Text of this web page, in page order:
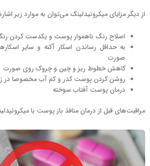
از دیگر مزایای میکرونیدلینگ می‌توان به موارد زیر
اصلاح رنگ ناهموار پوست و یکدست کردن
به حداقل رساندن اسکار آکنه و سایر
صورت
کاهش خطوط ریز و چین و چروک روی صورت
روشن کردن پوست کدر و کم آب مخصوصا در
درمان پوست آفتاب سوخته
مراقبت‌های قبل از درمان منافذ باز پوست با